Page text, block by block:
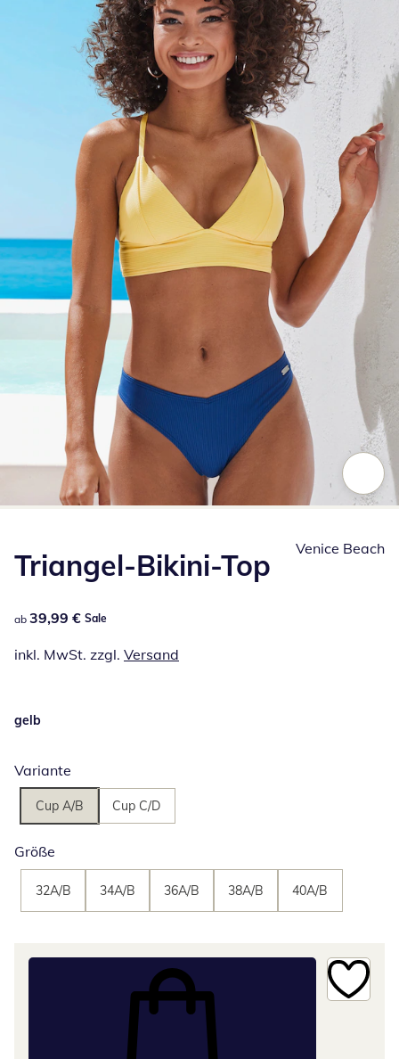
Triangel-Bikini-Top
39,99 €
ab 39,99 € Sale
inkl. MwSt. zzgl. Versand
Venice Beach
gelb
Variante
Cup A/B Cup C/D
Größe
32A/B 34A/B 36A/B 38A/B 40A/B